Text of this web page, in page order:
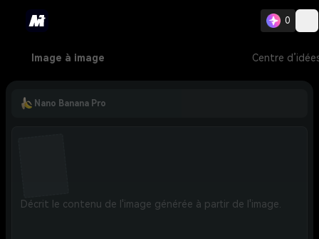
0
Image à image Centre
Nano Banana Pro